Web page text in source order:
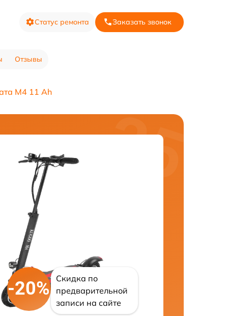
Статус ремонта Заказать звонок
Отзывы
M4 11 Ah
-20%
Скидка по
предварительной
записи на сайте